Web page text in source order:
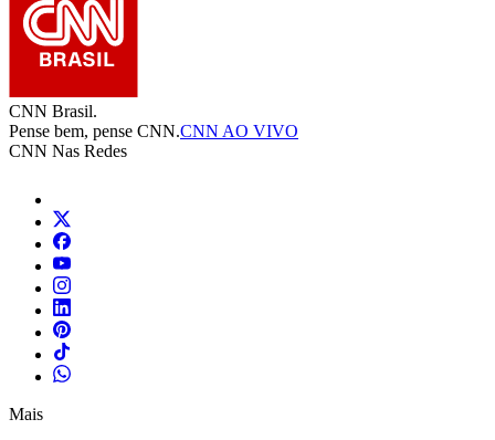
CNN Brasil.
Pense bem, pense CNN.CNN AO VIVO
CNN Nas Redes
Mais